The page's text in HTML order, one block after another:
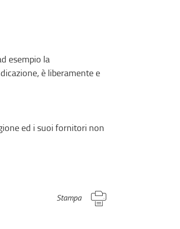
esempio la
è liberamente e
ed i suoi fornitori non
Stampa